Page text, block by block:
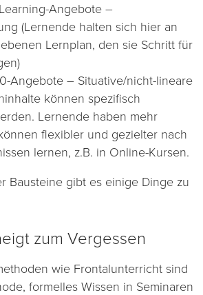
Angebote –
(Lernende halten sich hier an
Lernplan, den sie Schritt für
Angebote – Situative/nicht-lineare
können spezifisch
Lernende haben mehr
flexibler und gezielter nach
lernen, z.B. in Online-Kursen.
Bausteine gibt es einige Dinge zu
zum Vergessen
wie Frontalunterricht sind
formelles Wissen in Seminaren